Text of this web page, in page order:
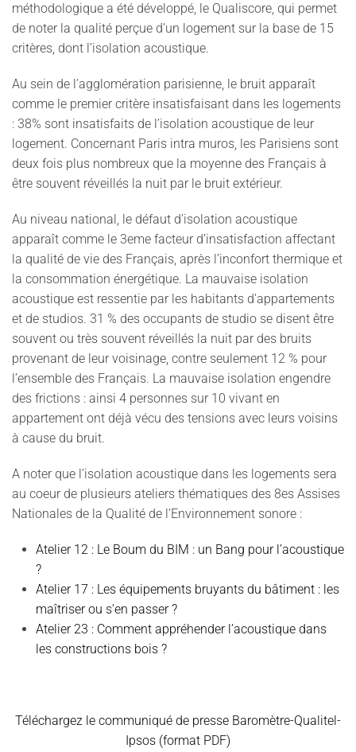
méthodologique a été développé, le Qualiscore, qui permet
de noter la qualité perçue d’un logement sur la base de 15
critères, dont l’isolation acoustique.
Au sein de l’agglomération parisienne, le bruit apparaît
comme le premier critère insatisfaisant dans les logements
: 38% sont insatisfaits de l’isolation acoustique de leur
logement. Concernant Paris intra muros, les Parisiens sont
deux fois plus nombreux que la moyenne des Français à
être souvent réveillés la nuit par le bruit extérieur.
Au niveau national, le défaut d’isolation acoustique
apparaît comme le 3eme facteur d’insatisfaction affectant
la qualité de vie des Français, après l’inconfort thermique et
la consommation énergétique. La mauvaise isolation
acoustique est ressentie par les habitants d’appartements
et de studios. 31 % des occupants de studio se disent être
souvent ou très souvent réveillés la nuit par des bruits
provenant de leur voisinage, contre seulement 12 % pour
l’ensemble des Français. La mauvaise isolation engendre
des frictions : ainsi 4 personnes sur 10 vivant en
appartement ont déjà vécu des tensions avec leurs voisins
à cause du bruit.
A noter que l’isolation acoustique dans les logements sera
au coeur de plusieurs ateliers thématiques des 8es Assises
Nationales de la Qualité de l’Environnement sonore :
Atelier 12 : Le Boum du BIM : un Bang pour l’acoustique
?
Atelier 17 : Les équipements bruyants du bâtiment : les
maîtriser ou s’en passer ?
Atelier 23 : Comment appréhender l’acoustique dans
les constructions bois ?
Téléchargez le communiqué de presse Baromètre-Qualitel-
Ipsos (format PDF)